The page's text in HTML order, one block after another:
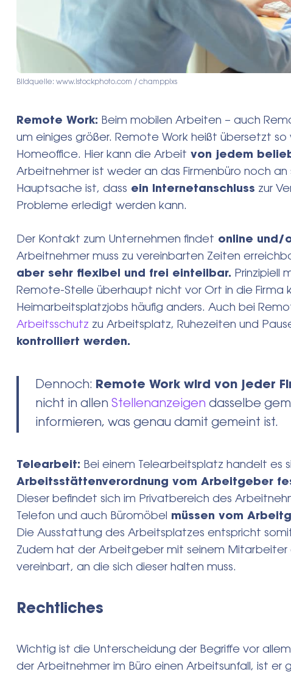
Bildquelle: www.istockphoto.com / champpixs
Remote Work: Beim mobilen Arbeiten – auch
um einiges größer. Remote Work heißt übersetzt
Homeoffice. Hier kann die Arbeit von jedem
Arbeitnehmer ist weder an das Firmenbüro noch an
Hauptsache ist, dass ein Internetanschluss zur
Probleme erledigt werden kann.
Der Kontakt zum Unternehmen findet online und/
Arbeitnehmer muss zu vereinbarten Zeiten
aber sehr flexibel und frei einteilbar. Prinzipiell
Remote-Stelle überhaupt nicht vor Ort in die Firma
Heimarbeitsplatzjobs häufig anders. Auch bei
Arbeitsschutz zu Arbeitsplatz, Ruhezeiten und
kontrolliert werden.
Dennoch: Remote Work wird von jeder
nicht in allen Stellenanzeigen dasselbe
informieren, was genau damit gemeint ist.
Telearbeit: Bei einem Telearbeitsplatz handelt es
Arbeitsstättenverordnung vom Arbeitgeber
Dieser befindet sich im Privatbereich des
Telefon und auch Büromöbel müssen vom
Die Ausstattung des Arbeitsplatzes entspricht
Zudem hat der Arbeitgeber mit seinem
vereinbart, an die sich dieser halten muss.
Rechtliches
Wichtig ist die Unterscheidung der Begriffe vor
der Arbeitnehmer im Büro einen Arbeitsunfall, ist er